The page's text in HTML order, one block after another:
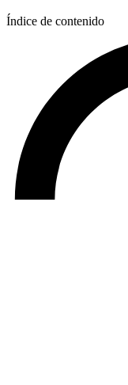
Índice de contenido